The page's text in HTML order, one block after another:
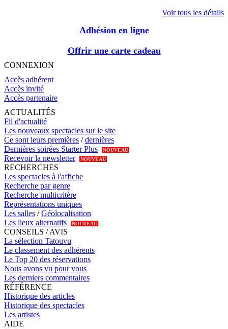
Voir tous les détails
Adhésion en ligne
Offrir une carte cadeau
CONNEXION
Accès adhérent
Accès invité
Accès partenaire
ACTUALITÉS
Fil d'actualité
Les nouveaux spectacles sur le site
Ce sont leurs premières /dernières
Dernières soirées Starter Plus
NOUVEAU
Recevoir la newsletter NOUVEAU
RECHERCHES
Les spectacles à l'affiche
Recherche par genre
Recherche multicritère
Représentations uniques
Les salles /Géolocalisation
Les lieux alternatifs
NOUVEAU
CONSEILS / AVIS
La sélection Tatouvu
Le classement des adhérents
Le Top 20 des réservations
Nous avons vu pour vous
Les derniers commentaires
RÉFÉRENCE
Historique des articles
Historique des spectacles
Les artistes
AIDE